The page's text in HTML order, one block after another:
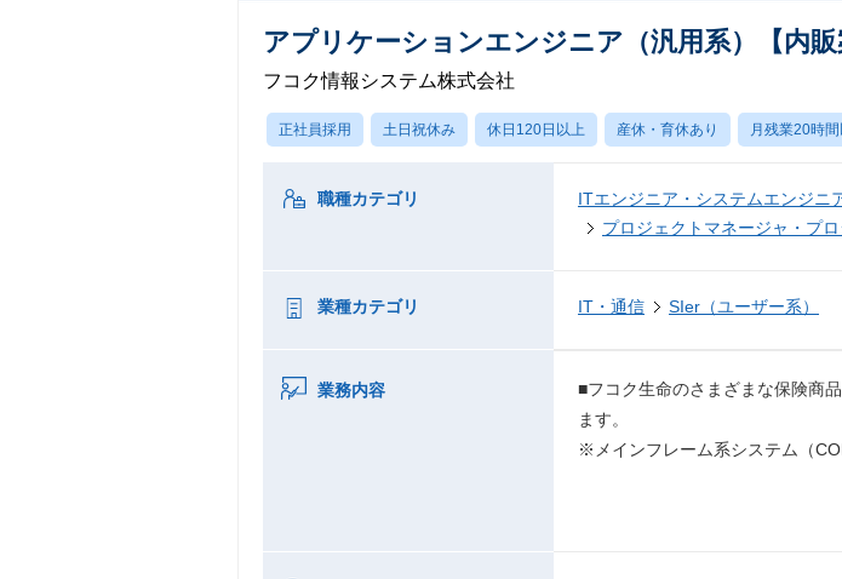
アプリケーションエンジニア（汎用系）【内
フコク情報システム株式会社
正社員採用 土日祝休み 休日120日以上 産休・育休あり 月残業20時間
職種カテゴリ ITエンジニア・システムエンジニ
プロジェクトマネージャ・プ
業種カテゴリ IT・通信 SIer（ユーザー系）
業務内容
■フコク⽣命のさまざまな保険商
ます。
※メインフレーム系システム（